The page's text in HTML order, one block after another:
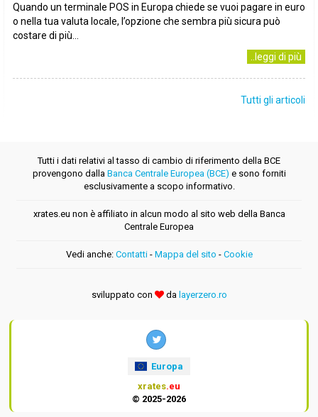
Quando un terminale POS in Europa chiede se vuoi pagare in euro
o nella tua valuta locale, l’opzione che sembra più sicura può
costare di più...
..leggi di più
Tutti gli articoli
Tutti i dati relativi al tasso di cambio di riferimento della BCE
provengono dalla Banca Centrale Europea (BCE) e sono forniti
esclusivamente a scopo informativo.
xrates.eu non è affiliato in alcun modo al sito web della Banca
Centrale Europea
Vedi anche: Contatti- Mappa del sito - Cookie
sviluppato con da layerzero.ro
Europa
xrates.eu
© 2025-2026